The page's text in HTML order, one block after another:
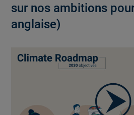
sur nos ambitions
anglaise)